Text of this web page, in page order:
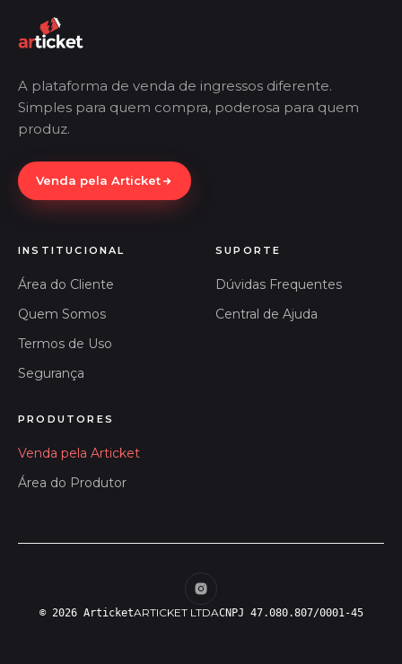
A plataforma de venda de ingressos diferente.
Simples para quem compra, poderosa para quem
produz.
Venda pela Articket
INSTITUCIONAL
Área do Cliente
Quem Somos
Termos de Uso
Segurança
SUPORTE
Dúvidas Frequentes
Central de Ajuda
PRODUTORES
Venda pela Articket
Área do Produtor
© 2026 ArticketARTICKET LTDACNPJ 47.080.807/0001-45